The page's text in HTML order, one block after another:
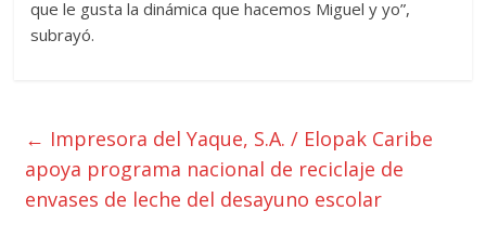
que le gusta la dinámica que hacemos Miguel y yo”,
subrayó.
← Impresora del Yaque, S.A. / Elopak Caribe
apoya programa nacional de reciclaje de
envases de leche del desayuno escolar